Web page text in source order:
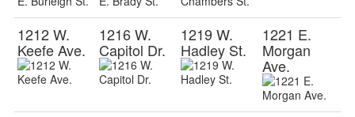
1212 W.
Keefe Ave.
1216 W.
Capitol Dr.
1219 W.
Hadley St.
1221 E.
Morgan
Ave.